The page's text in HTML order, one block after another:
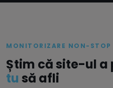
MONITORIZARE NON-STOP
Știm că site-ul a
tu să afli